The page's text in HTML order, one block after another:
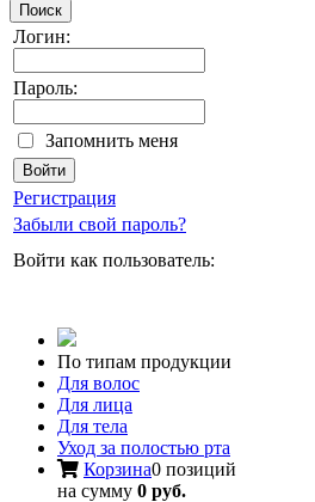
Поиск
Логин:
Пароль:
Запомнить меня
Регистрация
Забыли свой пароль?
Войти как пользователь:
По типам продукции
Для волос
Для лица
Для тела
Уход за полостью рта
Корзина0 позиций
на сумму 0 руб.